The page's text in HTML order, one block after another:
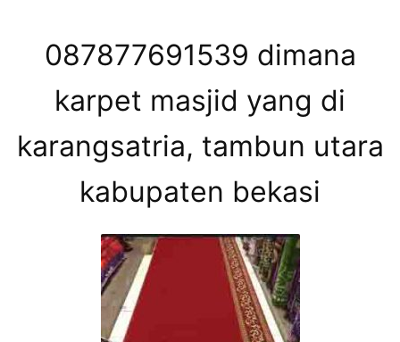
087877691539 dimana
karpet masjid yang di
karangsatria, tambun utara
kabupaten bekasi